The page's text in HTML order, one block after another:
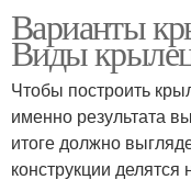
Варианты
Виды
Чтобы построить
именно результата
итоге должно
конструкции делятся